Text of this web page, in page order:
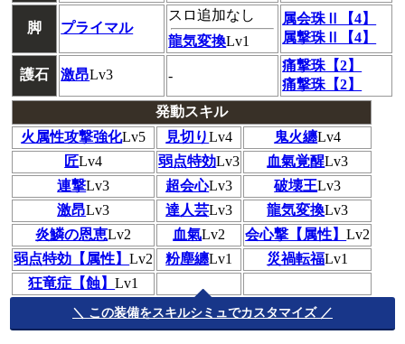
脚 プライマル
スロ追加なし
龍気変換Lv1
属会珠Ⅱ【4】
属撃珠Ⅱ【4】
護石 激昂Lv3 -
痛撃珠【2】
痛撃珠【2】
発動スキル
火属性攻撃強化Lv5 見切りLv4 鬼火纏Lv4
匠Lv4 弱点特効Lv3 血氣覚醒Lv3
連撃Lv3 超会心Lv3 破壊王Lv3
激昂Lv3 達人芸Lv3 龍気変換Lv3
炎鱗の恩恵Lv2 血氣Lv2 会心撃【属性】Lv2
弱点特効【属性】Lv2 粉塵纏Lv1 災禍転福Lv1
狂竜症【蝕】Lv1
＼ この装備をスキルシミュでカスタマイズ ／